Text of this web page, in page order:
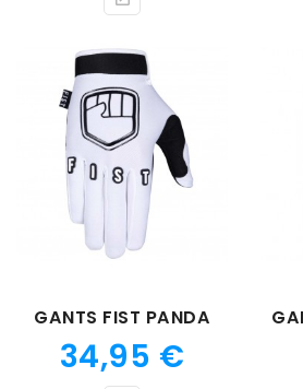
GANTS FIST PANDA
Prix
34,95 €